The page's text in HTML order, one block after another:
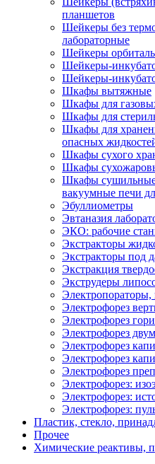
планшетов
Шейкеры без
лабораторные
Шейкеры
Шейкеры-
Шейкеры-
Шкафы вытяжные
Шкафы для
Шкафы для
Шкафы для
опасных
Шкафы сухого
Шкафы
Шкафы сушильные
вакуумные печи
Эбуллиометры
Эвтаназия
ЭКО: рабочие
Экстракторы
Экстракторы под
Экстракция
Экструдеры
Электрофорез
Электрофорез
Электрофорез
Электрофорез
Электрофорез
Электрофорез
Электрофорез:
Электрофорез:
Электрофорез:
Пластик, стекло,
Прочее
Химические реактивы,